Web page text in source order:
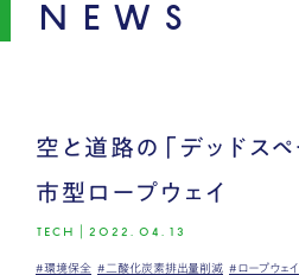
NEWS
空と道路の「デッドス
市型ロープウェイ
TECH 2022.04.13
#環境保全 #二酸化炭素排出量削減 #ロープウェイ